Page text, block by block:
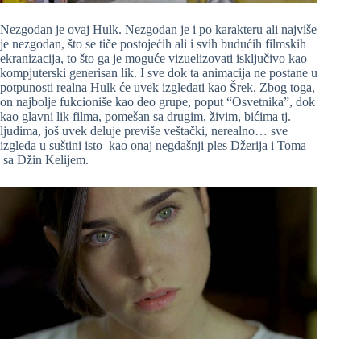
Nezgodan je ovaj Hulk. Nezgodan je i po karakteru ali najviše
je nezgodan, što se tiče postojećih ali i svih budućih filmskih
ekranizacija, to što ga je moguće vizuelizovati isključivo kao
kompjuterski generisan lik. I sve dok ta animacija ne postane u
potpunosti realna Hulk će uvek izgledati kao Šrek. Zbog toga,
on najbolje fukcioniše kao deo grupe, poput “Osvetnika”, dok
kao glavni lik filma, pomešan sa drugim, živim, bićima tj.
ljudima, još uvek deluje previše veštački, nerealno… sve
izgleda u suštini isto kao onaj negdašnji ples Džerija i Toma
sa Džin Kelijem.